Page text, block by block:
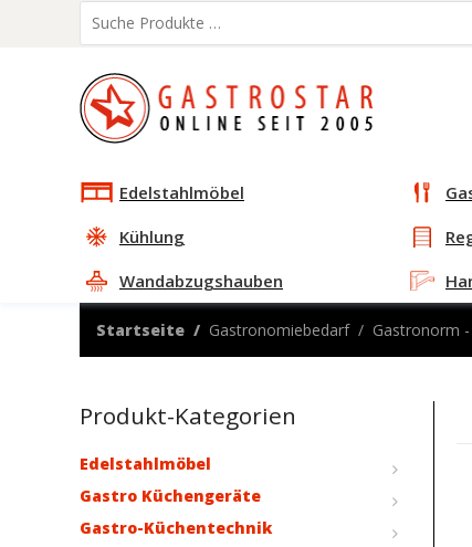
Edelstahlmöbel
Kühlung
Wandabzugshauben
Startseite Gastronomiebedarf Gastronorm
Produkt-Kategorien
Edelstahlmöbel
Gastro Küchengeräte
Gastro-Küchentechnik